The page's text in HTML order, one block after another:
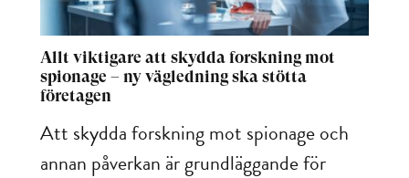
Allt viktigare att skydda forskning mot
spionage – ny vägledning ska stötta
företagen
Att skydda forskning mot spionage och
annan påverkan är grundläggande för